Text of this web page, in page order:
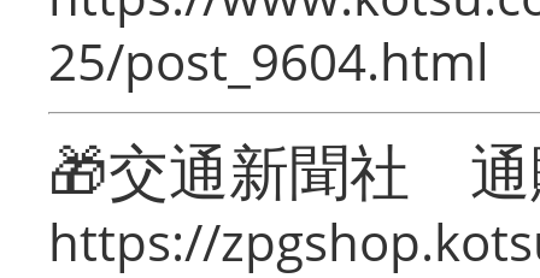
25/post_9604.html
🎁交通新聞社
https://